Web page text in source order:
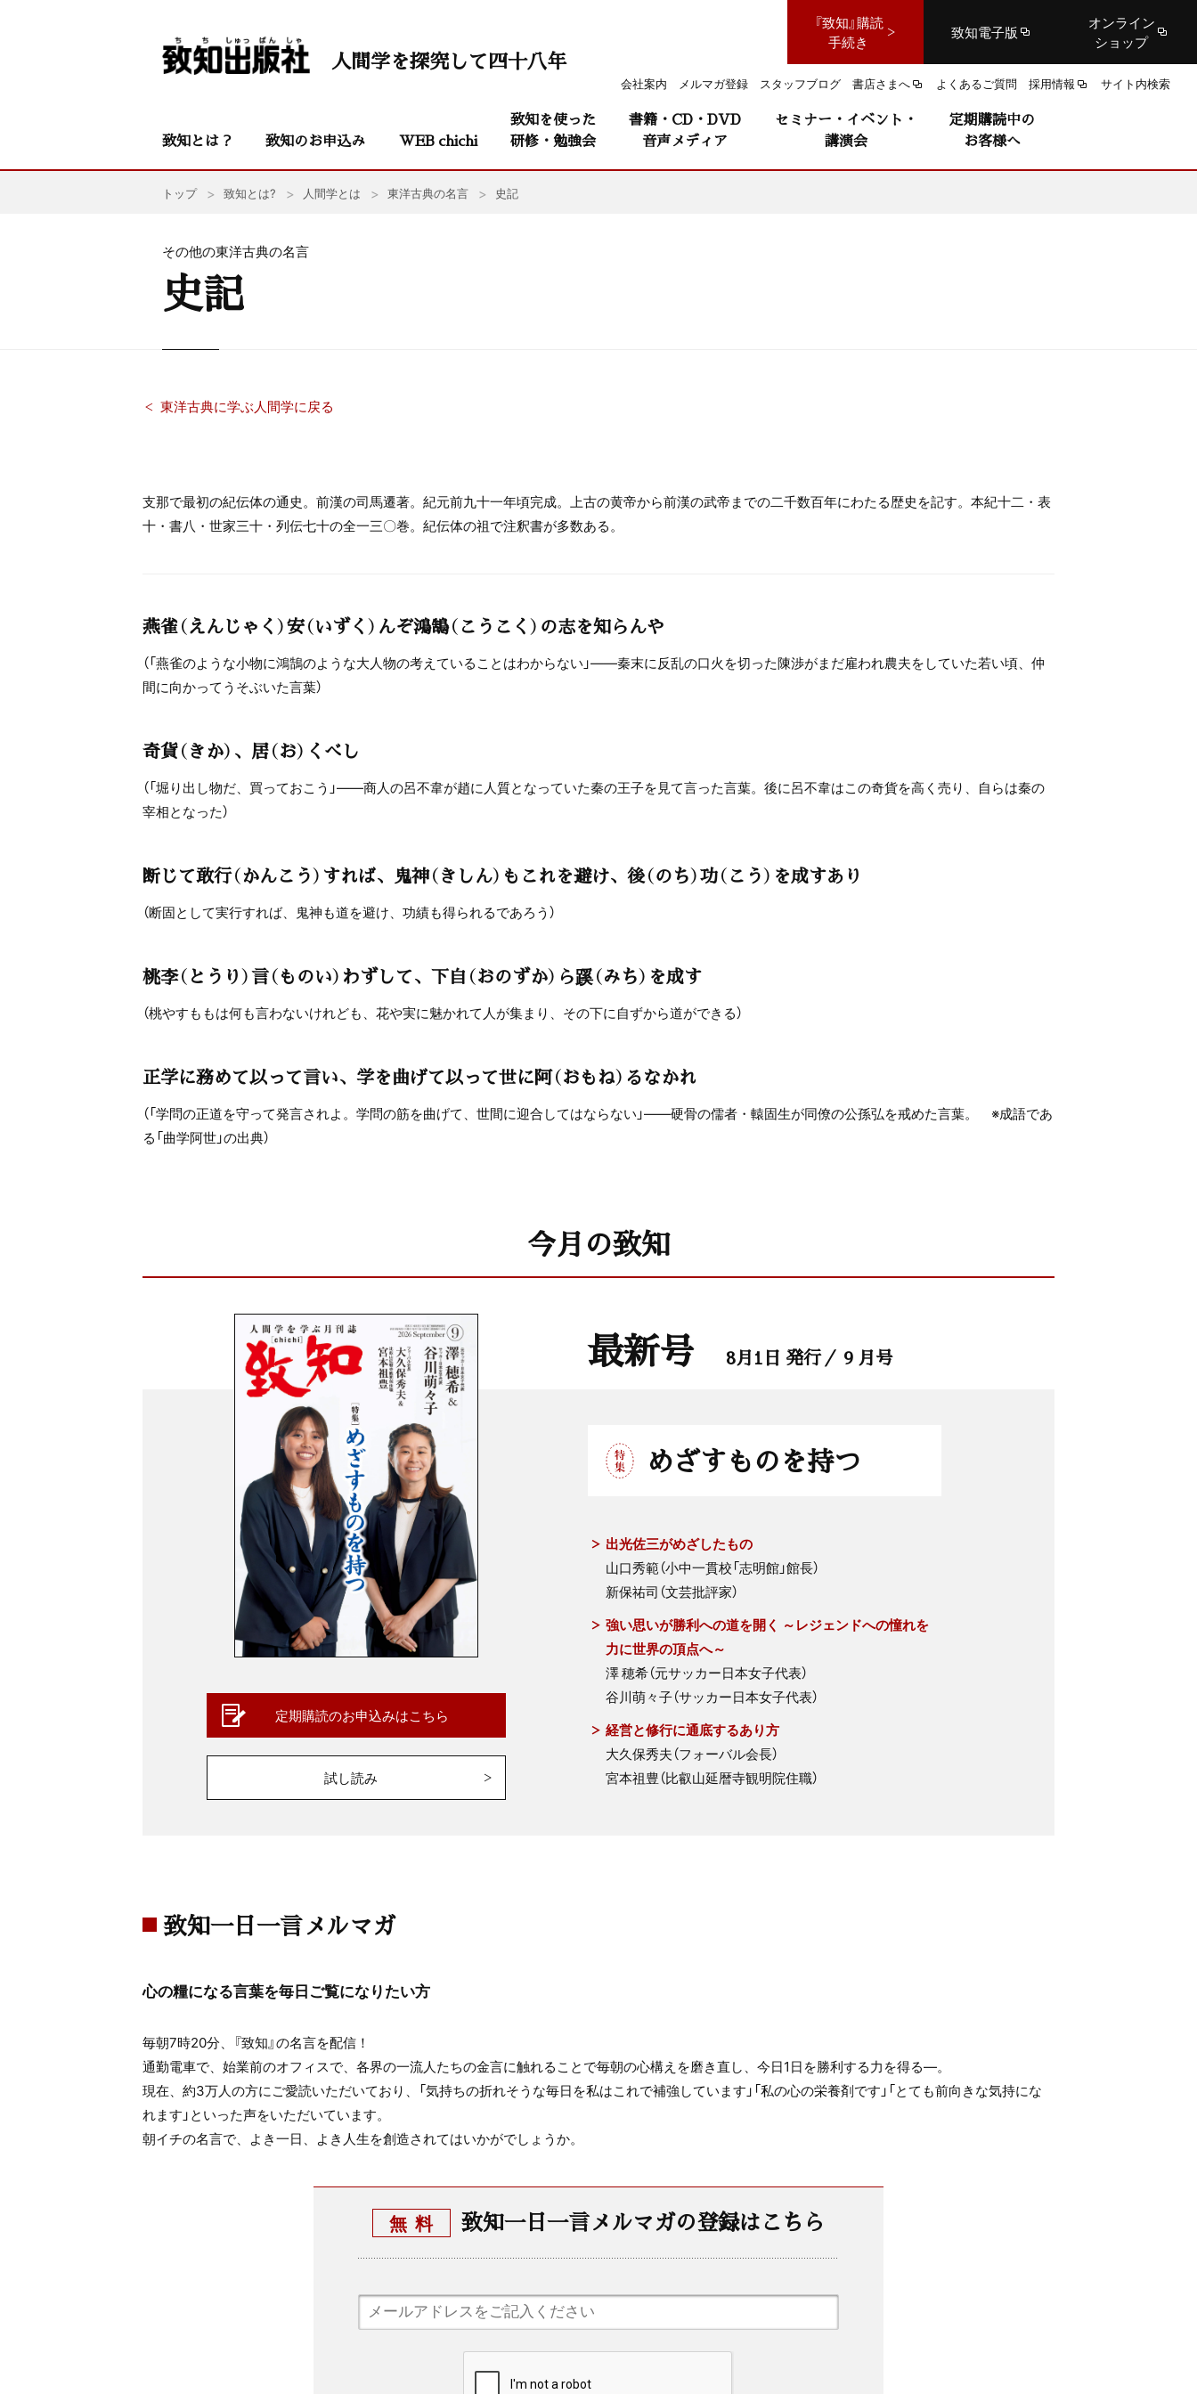
『致知』購読
手続き
致知電子版
オンライン
ショップ
会社案内 メルマガ登録 スタッフブログ 書店さまへ よくあるご質問 採用情報 サイト内検索
人間学を探究して四十八年
致知とは？ 致知のお申込み WEB chichi
致知を使った
研修・勉強会
書籍・CD・DVD
音声メディア
セミナー・イベント・
講演会
定期購読中の
お客様へ
トップ 致知とは? 人間学とは 東洋古典の名言 史記
その他の東洋古典の名言
史記
東洋古典に学ぶ人間学に戻る
支那で最初の紀伝体の通史。前漢の司馬遷著。紀元前九十一年頃完成。上古の黄帝から前漢の武帝までの二千数百年にわたる歴史を記す。本紀十二・表
十・書八・世家三十・列伝七十の全一三〇巻。紀伝体の祖で注釈書が多数ある。
燕雀（えんじゃく）安（いずく）んぞ鴻鵠（こうこく）の志を知らんや
（「燕雀のような小物に鴻鵠のような大人物の考えていることはわからない」――秦末に反乱の口火を切った陳渉がまだ雇われ農夫をしていた若い頃、仲
間に向かってうそぶいた言葉）
奇貨（きか）、居（お）くべし
（「堀り出し物だ、買っておこう」――商人の呂不韋が趙に人質となっていた秦の王子を見て言った言葉。後に呂不韋はこの奇貨を高く売り、自らは秦の
宰相となった）
断じて敢行（かんこう）すれば、鬼神（きしん）もこれを避け、後（のち）功（こう）を成すあり
（断固として実行すれば、鬼神も道を避け、功績も得られるであろう）
桃李（とうり）言（ものい）わずして、下自（おのずか）ら蹊（みち）を成す
（桃やすももは何も言わないけれども、花や実に魅かれて人が集まり、その下に自ずから道ができる）
正学に務めて以って言い、学を曲げて以って世に阿（おもね）るなかれ
（「学問の正道を守って発言されよ。学問の筋を曲げて、世間に迎合してはならない」――硬骨の儒者・轅固生が同僚の公孫弘を戒めた言葉。 ※成語であ
る「曲学阿世」の出典）
今月の致知
最新号 8月1日 発行／ 9 月号
定期購読のお申込みはこちら
試し読み
めざすものを持つ
出光佐三がめざしたもの
山口秀範（小中一貫校「志明館」館長）
新保祐司（文芸批評家）
強い思いが勝利への道を開く ～レジェンドへの憧れを
力に世界の頂点へ～
澤 穂希（元サッカー日本女子代表）
谷川萌々子（サッカー日本女子代表）
経営と修行に通底するあり方
大久保秀夫（フォーバル会長）
宮本祖豊（比叡山延暦寺観明院住職）
致知一日一言メルマガ
心の糧になる言葉を毎日ご覧になりたい方
毎朝7時20分、『致知』の名言を配信！
通勤電車で、始業前のオフィスで、各界の一流人たちの金言に触れることで毎朝の心構えを磨き直し、今日1日を勝利する力を得る—。
現在、約3万人の方にご愛読いただいており、「気持ちの折れそうな毎日を私はこれで補強しています」「私の心の栄養剤です」「とても前向きな気持にな
れます」といった声をいただいています。
朝イチの名言で、よき一日、よき人生を創造されてはいかがでしょうか。
無料 致知一日一言メルマガの登録はこちら